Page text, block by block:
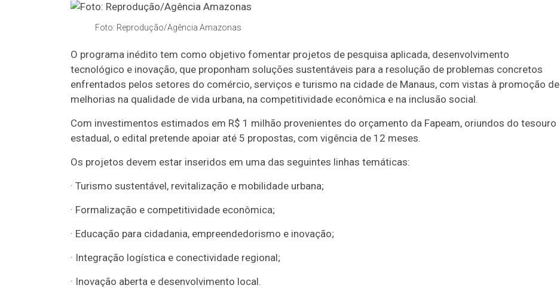
Foto: Reprodução/Agência Amazonas
O programa inédito tem como objetivo fomentar projetos de pesquisa aplicada, desenvolvimento
tecnológico e inovação, que proponham soluções sustentáveis para a resolução de problemas concretos
enfrentados pelos setores do comércio, serviços e turismo na cidade de Manaus, com vistas à promoção de
melhorias na qualidade de vida urbana, na competitividade econômica e na inclusão social.
Com investimentos estimados em R$ 1 milhão provenientes do orçamento da Fapeam, oriundos do tesouro
estadual, o edital pretende apoiar até 5 propostas, com vigência de 12 meses.
Os projetos devem estar inseridos em uma das seguintes linhas temáticas:
· Turismo sustentável, revitalização e mobilidade urbana;
· Formalização e competitividade econômica;
· Educação para cidadania, empreendedorismo e inovação;
· Integração logística e conectividade regional;
· Inovação aberta e desenvolvimento local.